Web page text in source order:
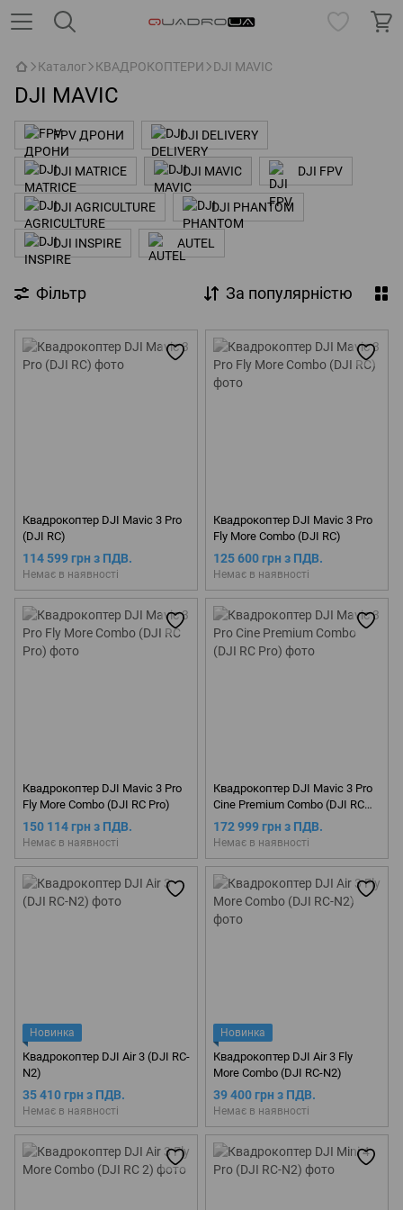
Каталог КВАДРОКОПТЕРИ DJI MAVIC
DJI MAVIC
FPV ДРОНИ DJI DELIVERY
DJI MATRICE DJI MAVIC DJI FPV
DJI AGRICULTURE DJI PHANTOM
DJI INSPIRE AUTEL
Фільтр За популярністю
Квадрокоптер DJI Mavic 3 Pro
(DJI RC)
114 599 грн з ПДВ.
Немає в наявності
Квадрокоптер DJI Mavic 3 Pro
Fly More Combo (DJI RC)
125 600 грн з ПДВ.
Немає в наявності
Квадрокоптер DJI Mavic 3 Pro
Fly More Combo (DJI RC Pro)
150 114 грн з ПДВ.
Немає в наявності
Квадрокоптер DJI Mavic 3 Pro
Cine Premium Combo (DJI RC
Pro)
172 999 грн з ПДВ.
Немає в наявності
Новинка
Квадрокоптер DJI Air 3 (DJI RC-
N2)
35 410 грн з ПДВ.
Немає в наявності
Новинка
Квадрокоптер DJI Air 3 Fly
More Combo (DJI RC-N2)
39 400 грн з ПДВ.
Немає в наявності